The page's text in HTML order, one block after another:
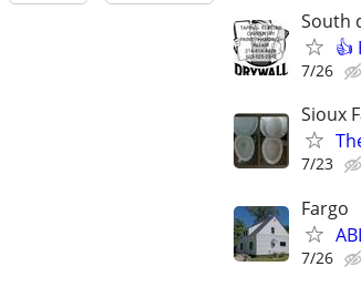
South
👍
7/26
Sioux
7/23
Fargo
7/26